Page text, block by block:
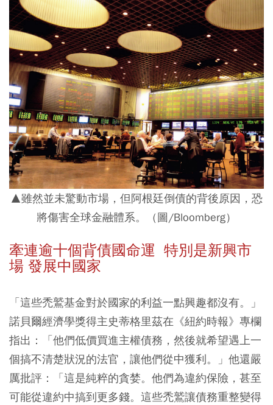
▲雖然並未驚動市場，但阿根廷倒債的背後原因，恐
將傷害全球金融體系。（圖/Bloomberg）
牽連逾十個背債國命運 特別是新興市
場 發展中國家
「這些禿鷲基金對於國家的利益一點興趣都沒有。」
諾貝爾經濟學獎得主史蒂格里茲在《紐約時報》專欄
指出：「他們低價買進主權債務，然後就希望遇上一
個搞不清楚狀況的法官，讓他們從中獲利。」他還嚴
厲批評：「這是純粹的貪婪。他們為違約保險，甚至
可能從違約中搞到更多錢。這些禿鷲讓債務重整變得